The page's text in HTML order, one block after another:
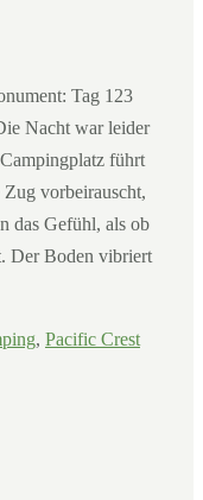
Tag 123
Nacht war leider
führt
vorbeirauscht,
das Gefühl, als ob
Der Boden vibriert
, Pacific Crest